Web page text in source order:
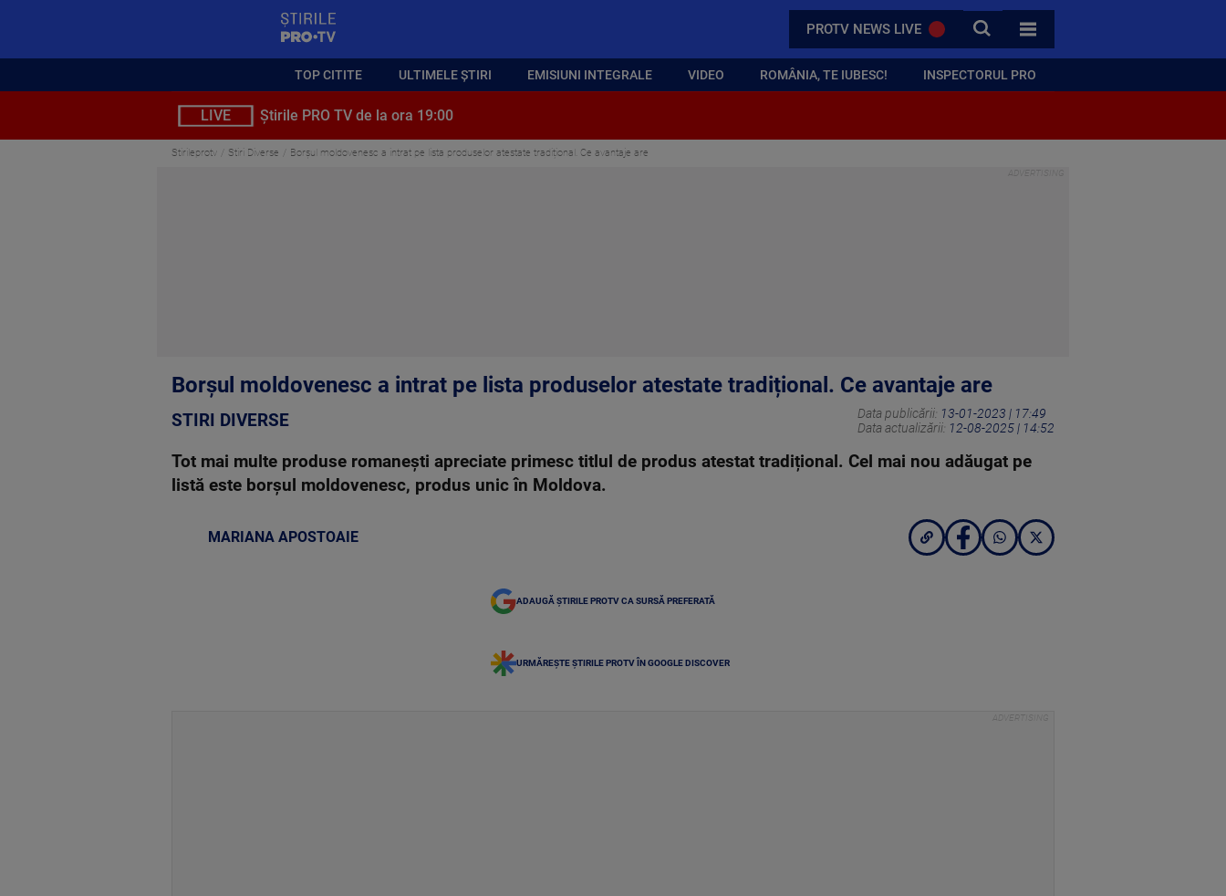
PROTV NEWS LIVE CAUTA
TOATE CATEGORIILE
TOP CITITE ULTIMELE ȘTIRI EMISIUNI INTEGRALE VIDEO ROMÂNIA, TE IUBESC! INSPECTORUL PRO
LIVE Știrile PRO TV de la ora 19:00
Stirileprotv Stiri Diverse Borșul moldovenesc a intrat pe lista produselor atestate tradițional. Ce avantaje are
Borșul moldovenesc a intrat pe lista produselor atestate tradițional. Ce avantaje are
STIRI DIVERSE Data publicării: 13-01-2023 | 17:49
Data actualizării: 12-08-2025 | 14:52
Tot mai multe produse romanești apreciate primesc titlul de produs atestat tradițional. Cel mai nou adăugat pe
listă este borșul moldovenesc, produs unic în Moldova.
MARIANA APOSTOAIE
ADAUGĂ ȘTIRILE PROTV CA SURSĂ PREFERATĂ
URMĂREȘTE ȘTIRILE PROTV ÎN GOOGLE DISCOVER